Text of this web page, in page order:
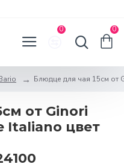
0 0
Блюдце для чая 15см от
от Ginori
Italiano цвет